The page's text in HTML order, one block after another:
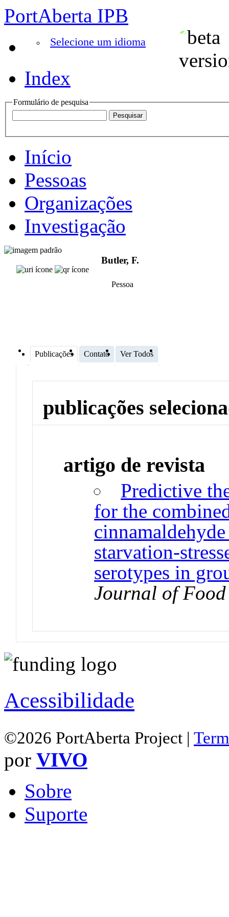
PortAberta IPB
Selecione um idioma
Index
Formulário de pesquisa
Início
Pessoas
Organizações
Investigação
Butler, F.
Pessoa
Publicações Contato Ver Todos
publicações
artigo de revista
Predictive
for the
starvation-
serotypes in
Journal of
Acessibilidade
©2026 PortAberta Project |
por VIVO
Sobre
Suporte